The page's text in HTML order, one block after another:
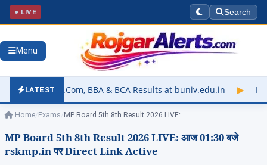
● LIVE Search
Menu
LATEST
BBA & BCA Results at buniv.edu.in ▶ Rajasthan University
Home Exams MP Board 5th 8th Result 2026 LIVE:…
MP Board 5th 8th Result 2026 LIVE: आज 01:30 बजे
rskmp.in पर Direct Link Active